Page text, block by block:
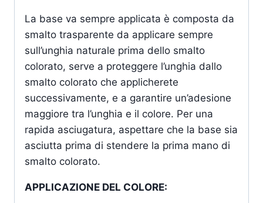
La base va sempre applicata è composta da
smalto trasparente da applicare sempre
sull’unghia naturale prima dello smalto
colorato, serve a proteggere l’unghia dallo
smalto colorato che applicherete
successivamente, e a garantire un’adesione
maggiore tra l’unghia e il colore. Per una
rapida asciugatura, aspettare che la base sia
asciutta prima di stendere la prima mano di
smalto colorato.
APPLICAZIONE DEL COLORE: